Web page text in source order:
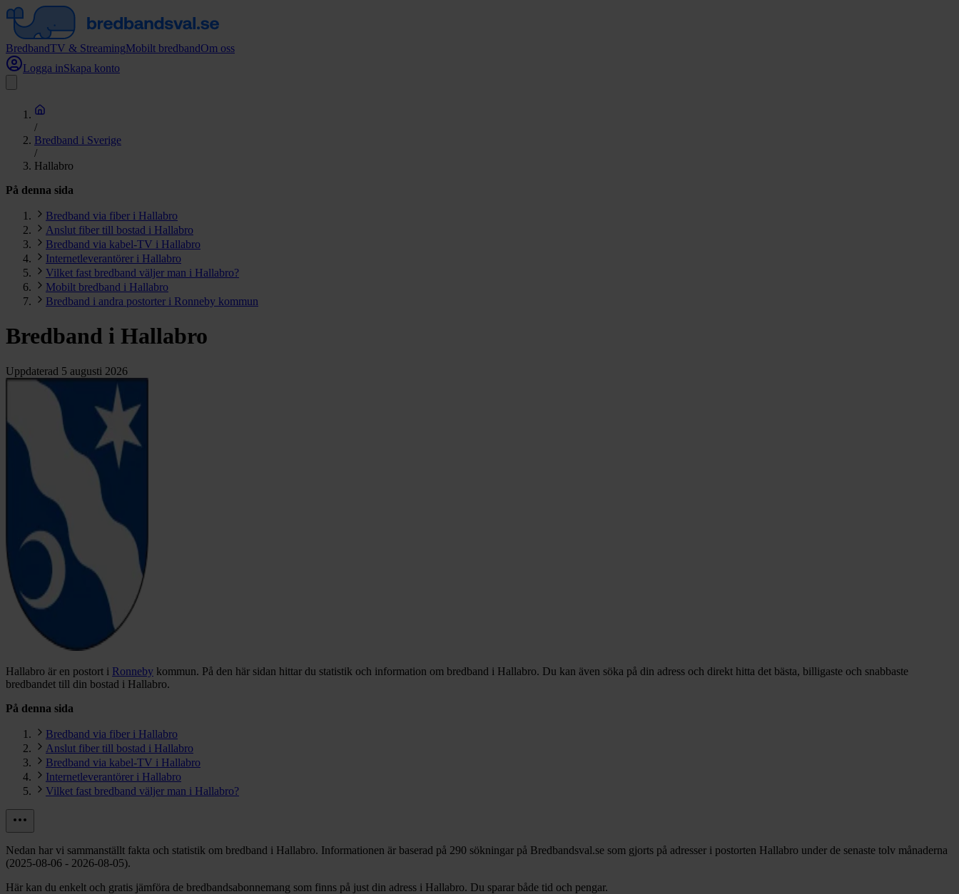
BredbandTV & StreamingMobilt bredbandOm oss
Logga inSkapa konto
/
Bredband i Sverige
/
Hallabro
På denna sida
Bredband via fiber i Hallabro
Anslut fiber till bostad i Hallabro
Bredband via kabel-TV i Hallabro
Internetleverantörer i Hallabro
Vilket fast bredband väljer man i Hallabro?
Mobilt bredband i Hallabro
Bredband i andra postorter i Ronneby kommun
Bredband i Hallabro
Uppdaterad 5 augusti 2026
Hallabro är en postort i Ronneby kommun. På den här sidan hittar du statistik och information om bredband i Hallabro. Du kan även söka på din adress och direkt hitta det bästa, billigaste och snabbaste
bredbandet till din bostad i Hallabro.
På denna sida
Bredband via fiber i Hallabro
Anslut fiber till bostad i Hallabro
Bredband via kabel-TV i Hallabro
Internetleverantörer i Hallabro
Vilket fast bredband väljer man i Hallabro?
Nedan har vi sammanställt fakta och statistik om bredband i Hallabro. Informationen är baserad på 290 sökningar på Bredbandsval.se som gjorts på adresser i postorten Hallabro under de senaste tolv månaderna
(2025-08-06 - 2026-08-05).
Här kan du enkelt och gratis jämföra de bredbandsabonnemang som finns på just din adress i Hallabro. Du sparar både tid och pengar.